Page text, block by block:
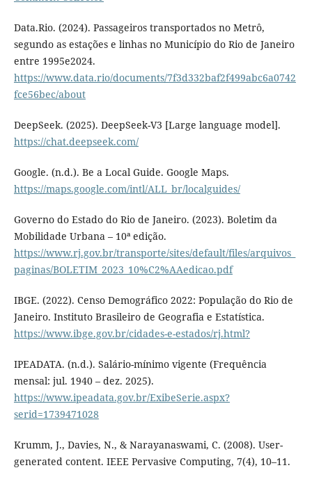
Data.Rio. (2024). Passageiros transportados no Metrô,
segundo as estações e linhas no Município do Rio de Janeiro
entre 1995e2024.
https://www.data.rio/documents/7f3d332baf2f499abc6a0742
fce56bec/about
DeepSeek. (2025). DeepSeek-V3 [Large language model].
https://chat.deepseek.com/
Google. (n.d.). Be a Local Guide. Google Maps.
https://maps.google.com/intl/ALL_br/localguides/
Governo do Estado do Rio de Janeiro. (2023). Boletim da
Mobilidade Urbana – 10ª edição.
https://www.rj.gov.br/transporte/sites/default/files/arquivos_
paginas/BOLETIM_2023_10%C2%AAedicao.pdf
IBGE. (2022). Censo Demográfico 2022: População do Rio de
Janeiro. Instituto Brasileiro de Geografia e Estatística.
https://www.ibge.gov.br/cidades-e-estados/rj.html?
IPEADATA. (n.d.). Salário-mínimo vigente (Frequência
mensal: jul. 1940 – dez. 2025).
https://www.ipeadata.gov.br/ExibeSerie.aspx?
serid=1739471028
Krumm, J., Davies, N., & Narayanaswami, C. (2008). User-
generated content. IEEE Pervasive Computing, 7(4), 10–11.